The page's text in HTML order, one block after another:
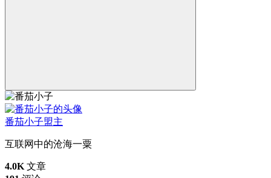
番茄小子盟主
互联网中的沧海一粟
4.0K 文章